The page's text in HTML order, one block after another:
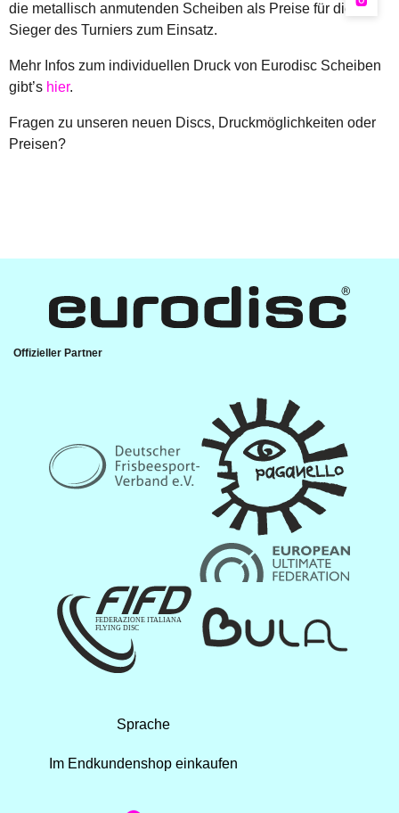
die metallisch anmutenden Scheiben als Preise für die
Sieger des Turniers zum Einsatz.
Mehr Infos zum individuellen Druck von Eurodisc Scheiben
gibt’s hier.
Fragen zu unseren neuen Discs, Druckmöglichkeiten oder
Preisen?
Offizieller Partner
Sprache
Im Endkundenshop einkaufen